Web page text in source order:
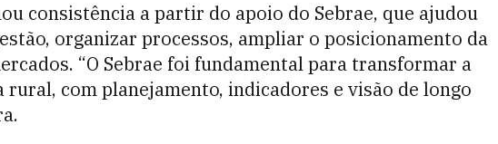
consistência a partir do apoio do Sebrae, que ajudou
organizar processos, ampliar o posicionamento da
“O Sebrae foi fundamental para transformar a
rural, com planejamento, indicadores e visão de longo